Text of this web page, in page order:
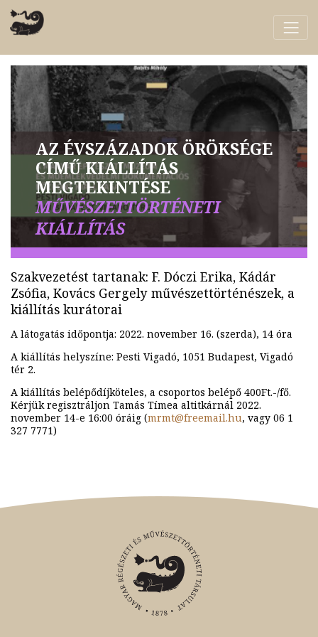
AZ ÉVSZÁZADOK ÖRÖKSÉGE
CÍMŰ KIÁLLÍTÁS
MEGTEKINTÉSE
MŰVÉSZETTÖRTÉNETI
KIÁLLÍTÁS
Szakvezetést tartanak: F. Dóczi Erika, Kádár
Zsófia, Kovács Gergely művészettörténészek, a
kiállítás kurátorai
A látogatás időpontja: 2022. november 16. (szerda), 14 óra
A kiállítás helyszíne: Pesti Vigadó, 1051 Budapest, Vigadó
tér 2.
A kiállítás belépődíjköteles, a csoportos belépő 400Ft.-/fő.
Kérjük regisztráljon Tamás Tímea altitkárnál 2022.
november 14-e 16:00 óráig (mrmt@freemail.hu, vagy 06 1
327 7771)